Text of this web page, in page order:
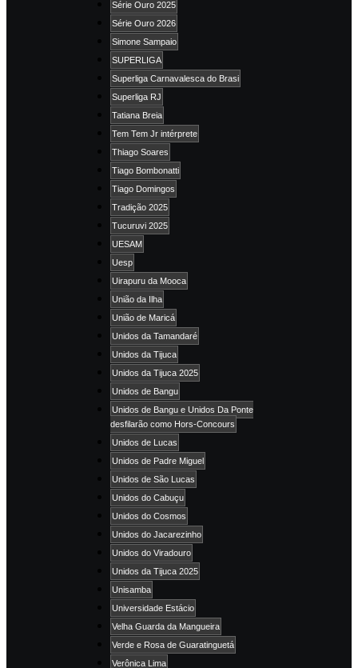
Série Ouro 2025
Série Ouro 2026
Simone Sampaio
SUPERLIGA
Superliga Carnavalesca do Brasi
Superliga RJ
Tatiana Breia
Tem Tem Jr intérprete
Thiago Soares
Tiago Bombonatti
Tiago Domingos
Tradição 2025
Tucuruvi 2025
UESAM
Uesp
Uirapuru da Mooca
União da Ilha
União de Maricá
Unidos da Tamandaré
Unidos da Tijuca
Unidos da Tijuca 2025
Unidos de Bangu
Unidos de Bangu e Unidos Da Ponte
desfilarão como Hors-Concours
Unidos de Lucas
Unidos de Padre Miguel
Unidos de São Lucas
Unidos do Cabuçu
Unidos do Cosmos
Unidos do Jacarezinho
Unidos do Viradouro
Unidos da Tijuca 2025
Unisamba
Universidade Estácio
Velha Guarda da Mangueira
Verde e Rosa de Guaratinguetá
Verônica Lima